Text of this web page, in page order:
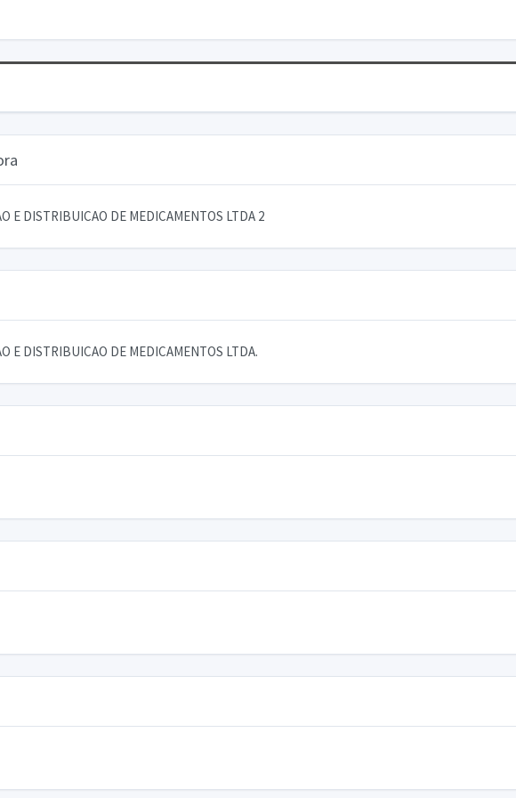
E DISTRIBUICAO DE MEDICAMENTOS LTDA 2
E DISTRIBUICAO DE MEDICAMENTOS LTDA.